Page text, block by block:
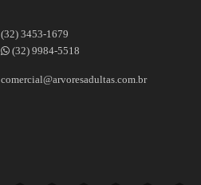
(32) 3453-1679
(32) 9984-5518
comercial@arvoresadultas.com.br